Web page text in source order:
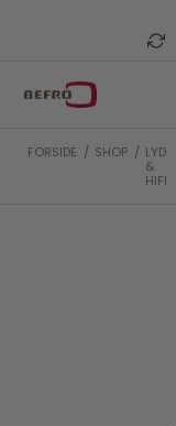
FORSIDE / SHOP / LYD
&
HIFI